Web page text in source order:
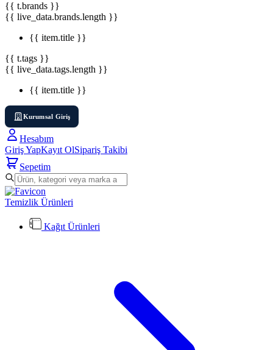
{{ t.brands }}
{{ live_data.brands.length }}
{{ item.title }}
{{ t.tags }}
{{ live_data.tags.length }}
{{ item.title }}
Kurumsal Giriş
Hesabım
Giriş YapKayıt OlSipariş Takibi
Sepetim
Temizlik Ürünleri
Kağıt Ürünleri